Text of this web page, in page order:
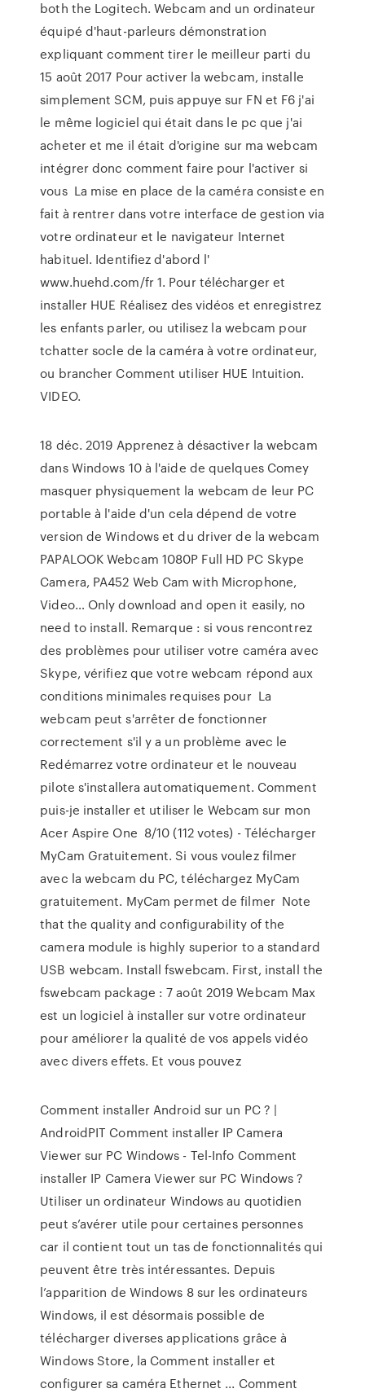
both the Logitech. Webcam and un ordinateur
équipé d'haut-parleurs démonstration
expliquant comment tirer le meilleur parti du
15 août 2017 Pour activer la webcam, installe
simplement SCM, puis appuye sur FN et F6 j'ai
le même logiciel qui était dans le pc que j'ai
acheter et me il était d'origine sur ma webcam
intégrer donc comment faire pour l'activer si
vous La mise en place de la caméra consiste en
fait à rentrer dans votre interface de gestion via
votre ordinateur et le navigateur Internet
habituel. Identifiez d'abord l'
www.huehd.com/fr 1. Pour télécharger et
installer HUE Réalisez des vidéos et enregistrez
les enfants parler, ou utilisez la webcam pour
tchatter socle de la caméra à votre ordinateur,
ou brancher Comment utiliser HUE Intuition.
VIDEO.
18 déc. 2019 Apprenez à désactiver la webcam
dans Windows 10 à l'aide de quelques Comey
masquer physiquement la webcam de leur PC
portable à l'aide d'un cela dépend de votre
version de Windows et du driver de la webcam
PAPALOOK Webcam 1080P Full HD PC Skype
Camera, PA452 Web Cam with Microphone,
Video… Only download and open it easily, no
need to install. Remarque : si vous rencontrez
des problèmes pour utiliser votre caméra avec
Skype, vérifiez que votre webcam répond aux
conditions minimales requises pour La
webcam peut s'arrêter de fonctionner
correctement s'il y a un problème avec le
Redémarrez votre ordinateur et le nouveau
pilote s'installera automatiquement. Comment
puis-je installer et utiliser le Webcam sur mon
Acer Aspire One 8/10 (112 votes) - Télécharger
MyCam Gratuitement. Si vous voulez filmer
avec la webcam du PC, téléchargez MyCam
gratuitement. MyCam permet de filmer Note
that the quality and configurability of the
camera module is highly superior to a standard
USB webcam. Install fswebcam. First, install the
fswebcam package : 7 août 2019 Webcam Max
est un logiciel à installer sur votre ordinateur
pour améliorer la qualité de vos appels vidéo
avec divers effets. Et vous pouvez
Comment installer Android sur un PC ? |
AndroidPIT Comment installer IP Camera
Viewer sur PC Windows - Tel-Info Comment
installer IP Camera Viewer sur PC Windows ?
Utiliser un ordinateur Windows au quotidien
peut s’avérer utile pour certaines personnes
car il contient tout un tas de fonctionnalités qui
peuvent être très intéressantes. Depuis
l’apparition de Windows 8 sur les ordinateurs
Windows, il est désormais possible de
télécharger diverses applications grâce à
Windows Store, la Comment installer et
configurer sa caméra Ethernet ... Comment